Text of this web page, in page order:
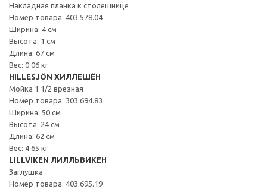
Накладная планка к столешнице
Номер товара: 403.578.04
Ширина: 4 см
Высота: 1 см
Длина: 67 см
Вес: 0.06 кг
HILLESJÖN ХИЛЛЕШЁН
Мойка 1 1/2 врезная
Номер товара: 303.694.83
Ширина: 50 см
Высота: 24 см
Длина: 62 см
Вес: 4.65 кг
LILLVIKEN ЛИЛЛЬВИКЕН
Заглушка
Номер товара: 403.695.19